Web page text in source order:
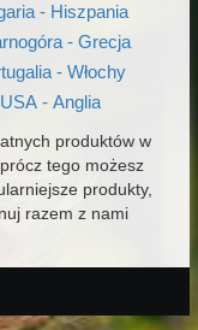
- Hiszpania
- Grecja
- Włochy
USA - Anglia
produktów w
tego możesz
produkty,
razem z nami